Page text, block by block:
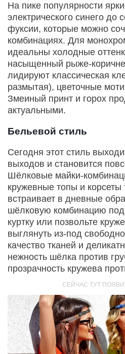
На пике популярности
электрического синего до
фуксии, которые можно
комбинациях. Для
идеальны холодные
насыщенный рыже-
лидируют классическая
размытая), цветочные
Змеиный принт и горох
актуальными.
Бельевой стиль
Сегодня этот стиль
выходов и становится
Шёлковые майки-
кружевные топы и корсеты
встраивает в дневные
шёлковую комбинацию
куртку или позвольте
выглянуть из-под
качество тканей и
нежность шёлка против
прозрачность кружева